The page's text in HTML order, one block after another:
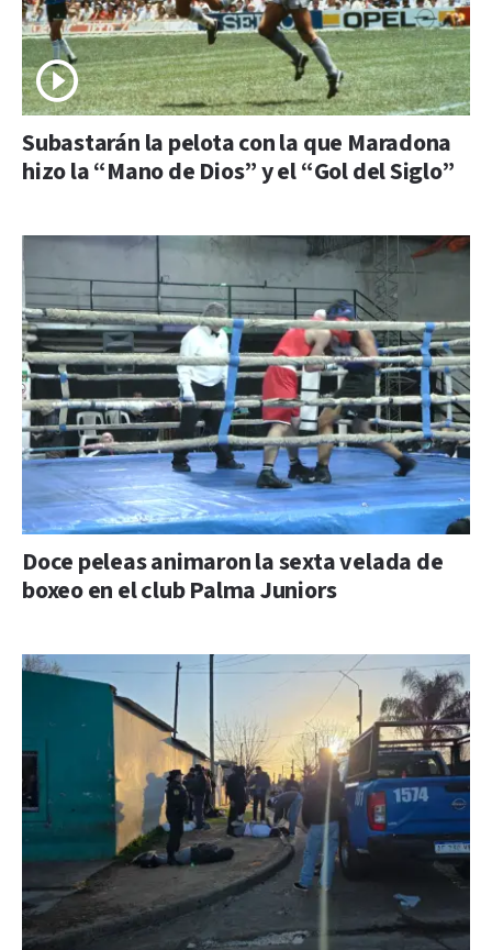
Subastarán la pelota con la que Maradona
hizo la “Mano de Dios” y el “Gol del Siglo”
Doce peleas animaron la sexta velada de
boxeo en el club Palma Juniors